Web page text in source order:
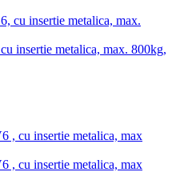
insertie metalica, max. 800kg,